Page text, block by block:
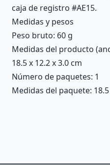
caja de registro #AE15.
Medidas y pesos
Peso bruto: 60 g
Medidas del producto
18.5 x 12.2 x 3.0 cm
Número de paquetes: 1
Medidas del paquete: 18.5